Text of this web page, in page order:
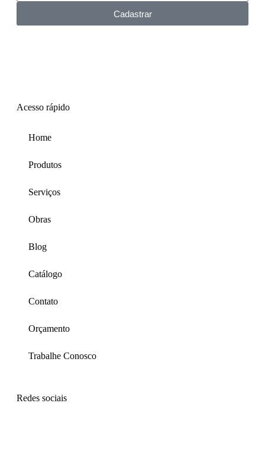
Cadastrar
Acesso rápido
Home
Produtos
Serviços
Obras
Blog
Catálogo
Contato
Orçamento
Trabalhe Conosco
Redes sociais